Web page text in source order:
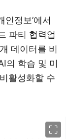
정보’에서
파티 협력업
데이터를 비
의 학습 및 미
활성화할 수